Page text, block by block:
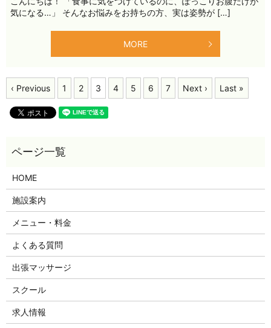
気になる…」 そんなお悩みをお持ちの方、実は姿勢が […]
MORE
‹ Previous 1 2 3 4 5 6 7 Next › Last »
HOME
施設案内
メニュー・料金
よくある質問
出張マッサージ
スクール
求人情報